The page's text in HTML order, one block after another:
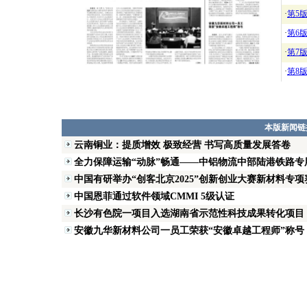
·第5版
·第6版
·第7版
·第8版
本版新闻
云南铜业：提质增效 极致经营 书写高质量发展答卷
全力保障运输“动脉”畅通——中铝物流中部陆港铁路专
中国有研举办“创客北京2025”创新创业大赛新材料专项
中国恩菲通过软件领域CMMI 5级认证
长沙有色院一项目入选湖南省示范性科技成果转化项目
安徽九华新材料公司一员工荣获“安徽卓越工程师”称号